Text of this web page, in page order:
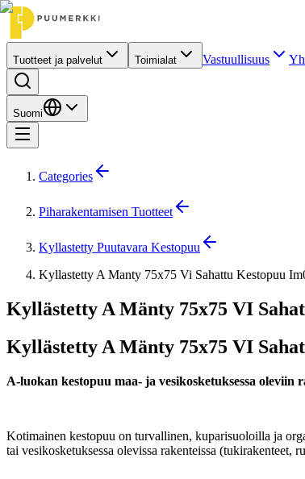
Tuotteet ja palvelut Toimialat Vastuullisuus
Suomi
Categories
Piharakentamisen Tuotteet
Kyllastetty Puutavara Kestopuu
Kyllastetty A Manty 75x75 Vi Sahattu Kestopuu
Kyllästetty A Mänty 75x75 VI
Kyllästetty A Mänty 75x75 VI
A-luokan kestopuu maa- ja vesikosketuksessa oleviin
Kotimainen kestopuu on turvallinen, kuparisuoloilla ja
tai vesikosketuksessa olevissa rakenteissa